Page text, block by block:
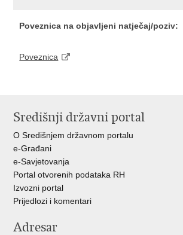
Poveznica na objavljeni natječaj/poziv:
Poveznica
Središnji državni portal
O Središnjem državnom portalu
e-Građani
e-Savjetovanja
Portal otvorenih podataka RH
Izvozni portal
Prijedlozi i komentari
Adresar